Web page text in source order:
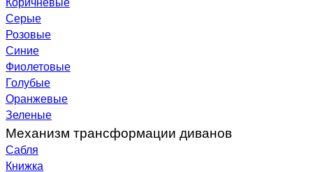
Серые
Розовые
Синие
Фиолетовые
Голубые
Оранжевые
Зеленые
Механизм трансформации диванов
Сабля
Книжка